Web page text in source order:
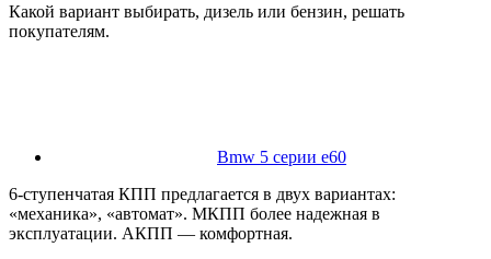
Какой вариант выбирать, дизель или бензин, решать
покупателям.
Bmw 5 серии e60
6-ступенчатая КПП предлагается в двух вариантах:
«механика», «автомат». МКПП более надежная в
эксплуатации. АКПП — комфортная.